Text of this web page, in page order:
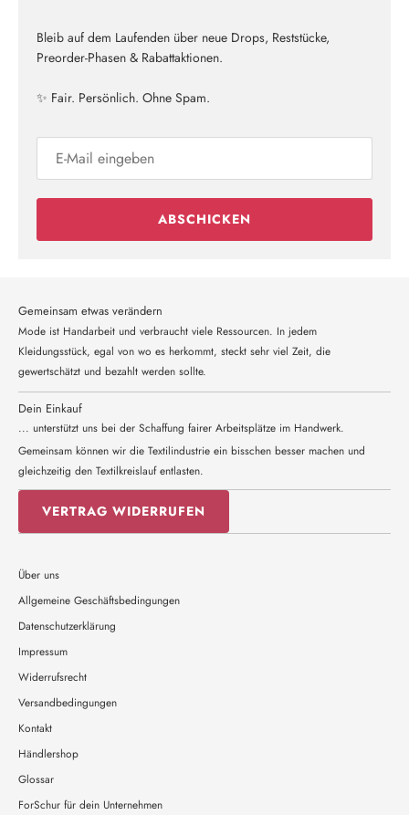
Bleib auf dem Laufenden über neue Drops, Reststücke,
Preorder-Phasen & Rabattaktionen.
✨ Fair. Persönlich. Ohne Spam.
ABSCHICKEN
Gemeinsam etwas verändern
Mode ist Handarbeit und verbraucht viele Ressourcen. In jedem
Kleidungsstück, egal von wo es herkommt, steckt sehr viel Zeit, die
gewertschätzt und bezahlt werden sollte.
Dein Einkauf
... unterstützt uns bei der Schaffung fairer Arbeitsplätze im Handwerk.
Gemeinsam können wir die Textilindustrie ein bisschen besser machen und
gleichzeitig den Textilkreislauf entlasten.
VERTRAG WIDERRUFEN
Über uns
Allgemeine Geschäftsbedingungen
Datenschutzerklärung
Impressum
Widerrufsrecht
Versandbedingungen
Kontakt
Händlershop
Glossar
ForSchur für dein Unternehmen